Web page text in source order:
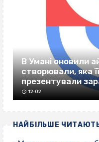
В Умані оновили
створювали, яка
презентували
12:02
НАЙБІЛЬШЕ